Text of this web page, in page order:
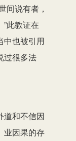
间说有者，
此教证在
中也被引用
过很多法
道和不信因
业因果的存